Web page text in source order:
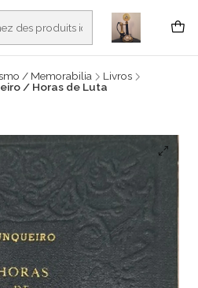
e antiguidades em Viana do
savoir plus
/ Memorabilia
Livros
/ Horas de Luta